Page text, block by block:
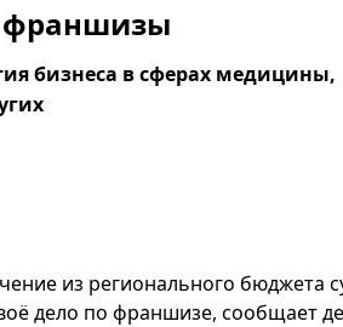
франшизы
бизнеса в сферах медицины,
из регионального бюджета
дело по франшизе, сообщает